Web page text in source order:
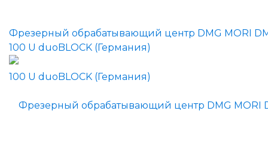
Фрезерный обрабатывающий центр DMG MORI
100 U duoBLOCK (Германия)